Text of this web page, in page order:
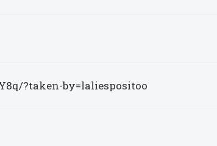
?taken-by=laliespositoo